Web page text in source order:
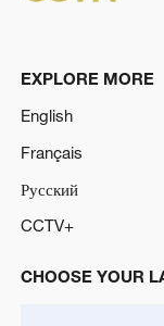
EXPLORE MORE
English
Français
Русский
CCTV+
CHOOSE YOUR